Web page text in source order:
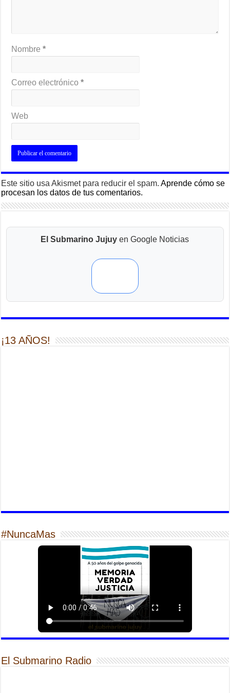
Nombre*
Correo electrónico*
Web
Este sitio usa Akismet para reducir el spam.Aprende cómo se
procesan los datos de tus comentarios.
El Submarino Jujuy en Google Noticias
¡13 AÑOS!
#NuncaMas
El Submarino Radio